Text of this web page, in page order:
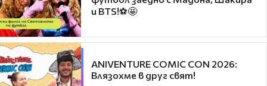
и BTS!⚽🤩
ANIVENTURE COMIC CON 2026:
Влязохме в друг свят!